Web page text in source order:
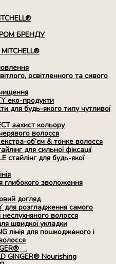
БРЕНДУ
MITCHELL®
освітленного та сивого
еко-продукти
для будь-якого типу чутливої
захист кольору
волосся
об’єм & тонке волосся
для сильної фіксації
стайлінг для будь-якої
глибокого зволоження
догляд
для розгладження самого
неслухняного волосся
швидкої укладки
лінія для пошкодженого і
Розгорнуте
вкладене
GINGER® Nourishing